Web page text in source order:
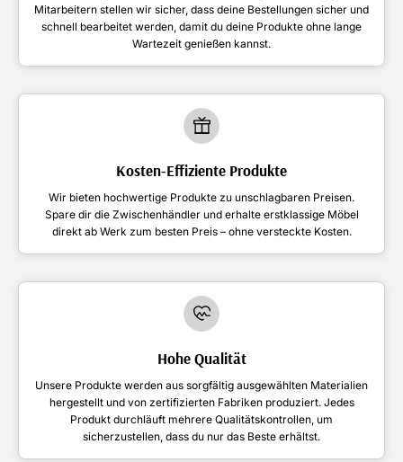
Mitarbeitern stellen wir sicher, dass deine Bestellungen sicher und
schnell bearbeitet werden, damit du deine Produkte ohne lange
Wartezeit genießen kannst.
Kosten-Effiziente Produkte
Wir bieten hochwertige Produkte zu unschlagbaren Preisen.
Spare dir die Zwischenhändler und erhalte erstklassige Möbel
direkt ab Werk zum besten Preis – ohne versteckte Kosten.
Hohe Qualität
Unsere Produkte werden aus sorgfältig ausgewählten Materialien
hergestellt und von zertifizierten Fabriken produziert. Jedes
Produkt durchläuft mehrere Qualitätskontrollen, um
sicherzustellen, dass du nur das Beste erhältst.